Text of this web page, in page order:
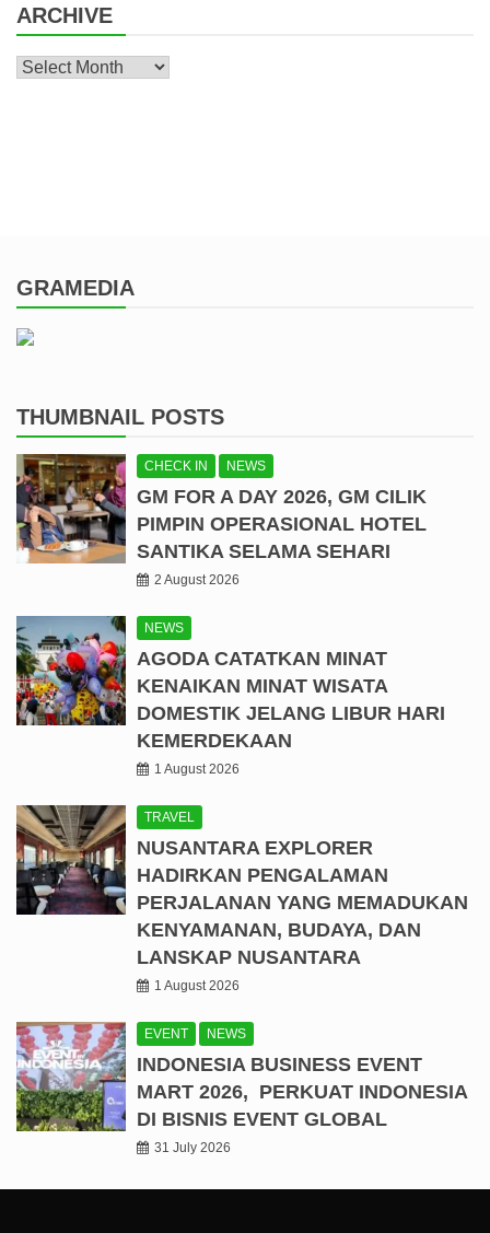
ARCHIVE
Archive
GRAMEDIA
THUMBNAIL POSTS
CHECK IN NEWS
GM FOR A DAY 2026, GM CILIK
PIMPIN OPERASIONAL HOTEL
SANTIKA SELAMA SEHARI
2 August 2026
NEWS
AGODA CATATKAN MINAT
KENAIKAN MINAT WISATA
DOMESTIK JELANG LIBUR HARI
KEMERDEKAAN
1 August 2026
TRAVEL
NUSANTARA EXPLORER
HADIRKAN PENGALAMAN
PERJALANAN YANG MEMADUKAN
KENYAMANAN, BUDAYA, DAN
LANSKAP NUSANTARA
1 August 2026
EVENT NEWS
INDONESIA BUSINESS EVENT
MART 2026, PERKUAT INDONESIA
DI BISNIS EVENT GLOBAL
31 July 2026